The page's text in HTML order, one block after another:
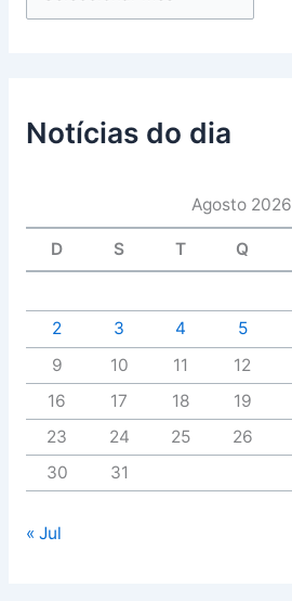
Notícias do dia
Agosto 2026
D S T Q
2
3 4 5
9
10 11 12
16
17 18 19
23
24 25 26
30
31
« Jul